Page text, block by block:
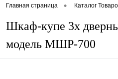
Главная страница • Каталог
Шкаф-купе 3х
модель МШР-700